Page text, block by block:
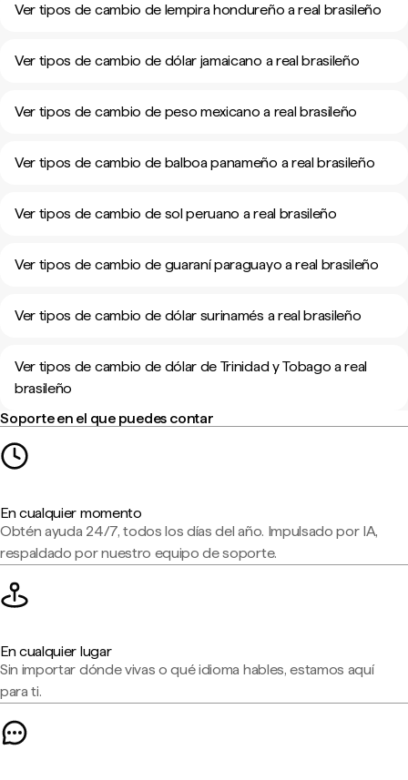
Ver tipos de cambio de lempira hondureño a real brasileño
Ver tipos de cambio de dólar jamaicano a real brasileño
Ver tipos de cambio de peso mexicano a real brasileño
Ver tipos de cambio de balboa panameño a real brasileño
Ver tipos de cambio de sol peruano a real brasileño
Ver tipos de cambio de guaraní paraguayo a real brasileño
Ver tipos de cambio de dólar surinamés a real brasileño
Ver tipos de cambio de dólar de Trinidad y Tobago a real
brasileño
Soporte en el que puedes contar
En cualquier momento
Obtén ayuda 24/7, todos los días del año. Impulsado por IA,
respaldado por nuestro equipo de soporte.
En cualquier lugar
Sin importar dónde vivas o qué idioma hables, estamos aquí
para ti.